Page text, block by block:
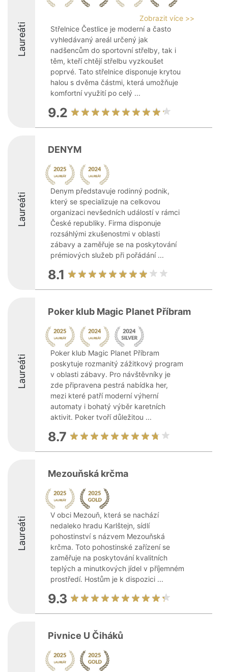
Laureáti
Zobrazit více >>
Střelnice Čestlice je moderní a často
vyhledávaný areál určený jak
nadšencům do sportovní střelby, tak i
těm, kteří chtějí střelbu vyzkoušet
poprvé. Tato střelnice disponuje krytou
halou s dvěma částmi, která umožňuje
komfortní využití po celý ...
9.2
Laureáti
DENYM
Denym představuje rodinný podnik,
který se specializuje na celkovou
organizaci nevšedních událostí v rámci
České republiky. Firma disponuje
rozsáhlými zkušenostmi v oblasti
zábavy a zaměřuje se na poskytování
prémiových služeb při pořádání ...
8.1
Laureáti
Poker klub Magic Planet Příbram
Poker klub Magic Planet Příbram
poskytuje rozmanitý zážitkový program
v oblasti zábavy. Pro návštěvníky je
zde připravena pestrá nabídka her,
mezi které patří moderní výherní
automaty i bohatý výběr karetních
aktivit. Poker tvoří důležitou ...
8.7
Laureáti
Mezouňská krčma
V obci Mezouň, která se nachází
nedaleko hradu Karlštejn, sídlí
pohostinství s názvem Mezouňská
krčma. Toto pohostinské zařízení se
zaměřuje na poskytování kvalitních
teplých a minutkových jídel v příjemném
prostředí. Hostům je k dispozici ...
9.3
Pivnice U Čiháků